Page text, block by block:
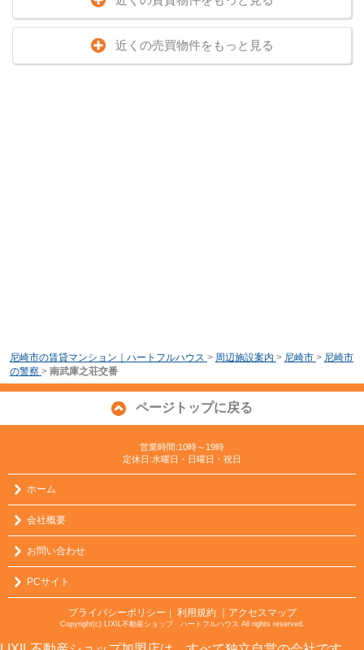
近くの売買物件をもっと見る
尼崎市の賃貸マンション｜ハートフルハウス > 周辺施設案内 > 尼崎市 > 尼崎市
の警察 > 南武庫之荘交番
ページトップに戻る
営業時間:10時～19時
定休日:水曜日・日曜日・祝日
ホーム
会社概要
お問い合わせ
PCサイト
プライバシーポリシー ｜ 利用規約 ｜アクセスマップ
Copyright(c) LIXIL不動産ショップ ハートフルハウス All rights reserved.